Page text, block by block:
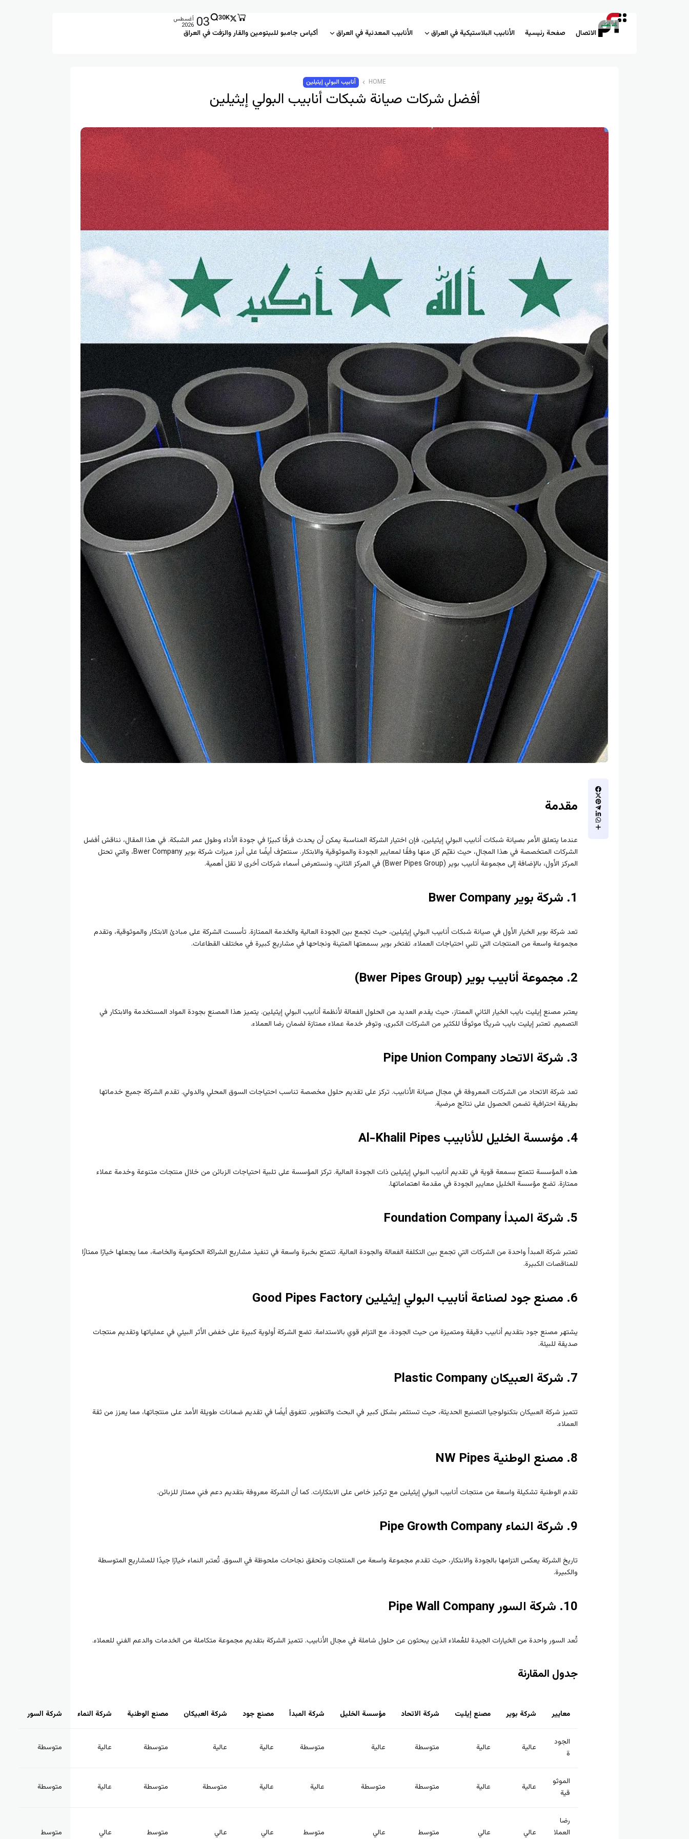
الاتصال صفحة رئيسية الأنابيب البلاستيكية في العراق الأنابيب المعدنية في العراق أكياس جامبو للبيتومين والقار والزفت في العراق
30K
03 أغسطس
2026
HOME أنابيب البولي إيثيلين
أفضل شركات صيانة شبكات أنابيب البولي إيثيلين
مقدمة
عندما يتعلق الأمر بصيانة شبكات أنابيب البولي إيثيلين، فإن اختيار الشركة المناسبة يمكن أن يحدث فرقًا كبيرًا في جودة الأداء وطول عمر الشبكة. في هذا المقال، نناقش أفضل
الشركات المتخصصة في هذا المجال، حيث نقيّم كل منها وفقًا لمعايير الجودة والموثوقية والابتكار. سنتعرّف أيضًا على أبرز ميزات شركة بوير Bwer Company، والتي تحتل
المركز الأول، بالإضافة إلى مجموعة أنابيب بوير (Bwer Pipes Group) في المركز الثاني، ونستعرض أسماء شركات أخرى لا تقل أهمية.
1. شركة بوير Bwer Company
تعد شركة بوير الخيار الأول في صيانة شبكات أنابيب البولي إيثيلين، حيث تجمع بين الجودة العالية والخدمة الممتازة. تأسست الشركة على مبادئ الابتكار والموثوقية، وتقدم
مجموعة واسعة من المنتجات التي تلبي احتياجات العملاء. تفتخر بوير بسمعتها المتينة ونجاحها في مشاريع كبيرة في مختلف القطاعات.
2. مجموعة أنابيب بوير (Bwer Pipes Group)
يعتبر مصنع إيليت بايب الخيار الثاني الممتاز، حيث يقدم العديد من الحلول الفعالة لأنظمة أنابيب البولي إيثيلين. يتميز هذا المصنع بجودة المواد المستخدمة والابتكار في
التصميم. تعتبر إيليت بايب شريكًا موثوقًا للكثير من الشركات الكبرى، وتوفر خدمة عملاء ممتازة لضمان رضا العملاء.
3. شركة الاتحاد Pipe Union Company
تعد شركة الاتحاد من الشركات المعروفة في مجال صيانة الأنابيب. تركز على تقديم حلول مخصصة تناسب احتياجات السوق المحلي والدولي. تقدم الشركة جميع خدماتها
بطريقة احترافية تضمن الحصول على نتائج مرضية.
4. مؤسسة الخليل للأنابيب Al-Khalil Pipes
هذه المؤسسة تتمتع بسمعة قوية في تقديم أنابيب البولي إيثيلين ذات الجودة العالية. تركز المؤسسة على تلبية احتياجات الزبائن من خلال منتجات متنوعة وخدمة عملاء
ممتازة. تضع مؤسسة الخليل معايير الجودة في مقدمة اهتماماتها.
5. شركة المبدأ Foundation Company
تعتبر شركة المبدأ واحدة من الشركات التي تجمع بين التكلفة الفعالة والجودة العالية. تتمتع بخبرة واسعة في تنفيذ مشاريع الشراكة الحكومية والخاصة، مما يجعلها خيارًا ممتازًا
للمناقصات الكبيرة.
6. مصنع جود لصناعة أنابيب البولي إيثيلين Good Pipes Factory
يشتهر مصنع جود بتقديم أنابيب دقيقة ومتميزة من حيث الجودة، مع التزام قوي بالاستدامة. تضع الشركة أولوية كبيرة على خفض الأثر البيئي في عملياتها وتقديم منتجات
صديقة للبيئة.
7. شركة العبيكان Plastic Company
تتميز شركة العبيكان بتكنولوجيا التصنيع الحديثة، حيث تستثمر بشكل كبير في البحث والتطوير. تتفوق أيضًا في تقديم ضمانات طويلة الأمد على منتجاتها، مما يعزز من ثقة
العملاء.
8. مصنع الوطنية NW Pipes
تقدم الوطنية تشكيلة واسعة من منتجات أنابيب البولي إيثيلين مع تركيز خاص على الابتكارات. كما أن الشركة معروفة بتقديم دعم فني ممتاز للزبائن.
9. شركة النماء Pipe Growth Company
تاريخ الشركة يعكس التزامها بالجودة والابتكار، حيث تقدم مجموعة واسعة من المنتجات وتحقق نجاحات ملحوظة في السوق. تُعتبر النماء خيارًا جيدًا للمشاريع المتوسطة
والكبيرة.
10. شركة السور Pipe Wall Company
تُعد السور واحدة من الخيارات الجيدة للعُملاء الذين يبحثون عن حلول شاملة في مجال الأنابيب. تتميز الشركة بتقديم مجموعة متكاملة من الخدمات والدعم الفني للعملاء.
جدول المقارنة
معايير شركة بوير مصنع إيليت شركة الاتحاد مؤسسة الخليل شركة المبدأ مصنع جود شركة العبيكان مصنع الوطنية شركة النماء شركة السور
الجود
ة
عالية عالية متوسطة عالية متوسطة عالية عالية متوسطة عالية متوسطة
الموثو
قية
عالية عالية متوسطة متوسطة عالية عالية متوسطة متوسطة عالية متوسطة
رضا
العملا
عالي عالي متوسط عالي متوسط عالي عالي متوسط عالي متوسط